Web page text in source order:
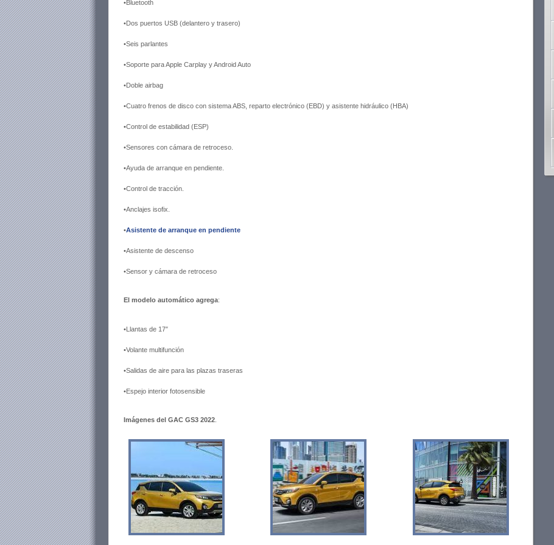
•Bluetooth
•Dos puertos USB (delantero y trasero)
•Seis parlantes
•Soporte para Apple Carplay y Android Auto
•Doble airbag
•Cuatro frenos de disco con sistema ABS, reparto electrónico (EBD) y asistente hidráulico (HBA)
•Control de estabilidad (ESP)
•Sensores con cámara de retroceso.
•Ayuda de arranque en pendiente.
•Control de tracción.
•Anclajes isofix.
•Asistente de arranque en pendiente
•Asistente de descenso
•Sensor y cámara de retroceso
El modelo automático agrega:
•Llantas de 17″
•Volante multifunción
•Salidas de aire para las plazas traseras
•Espejo interior fotosensible
Imágenes del GAC GS3 2022